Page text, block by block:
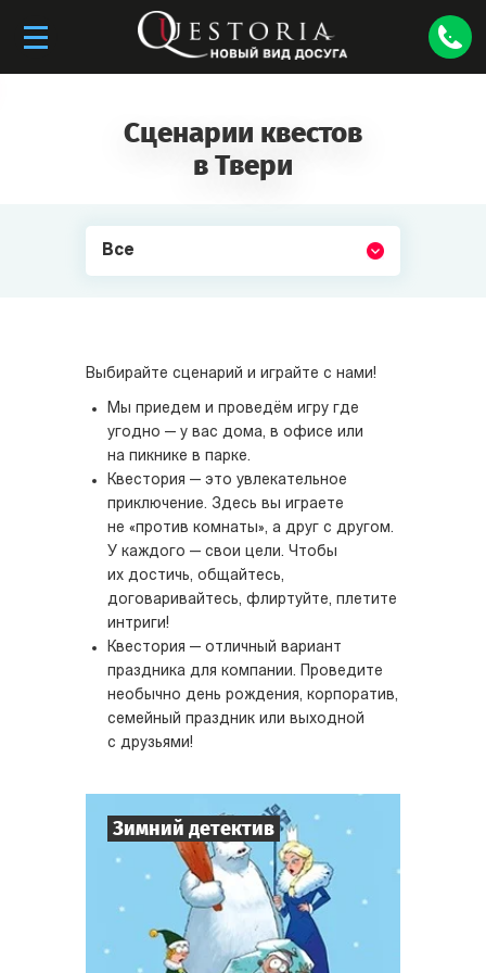
Сценарии квестов
в Твери
Все
Выбирайте сценарий и играйте с нами!
Мы приедем и проведём игру где
угодно — у вас дома, в офисе или
на пикнике в парке.
Квестория — это увлекательное
приключение. Здесь вы играете
не «против комнаты», а друг с другом.
У каждого — свои цели. Чтобы
их достичь, общайтесь,
договаривайтесь, флиртуйте, плетите
интриги!
Квестория — отличный вариант
праздника для компании. Проведите
необычно день рождения, корпоратив,
семейный праздник или выходной
с друзьями!
Зимний детектив
Игроков 10
Время игры 1-2 ч.